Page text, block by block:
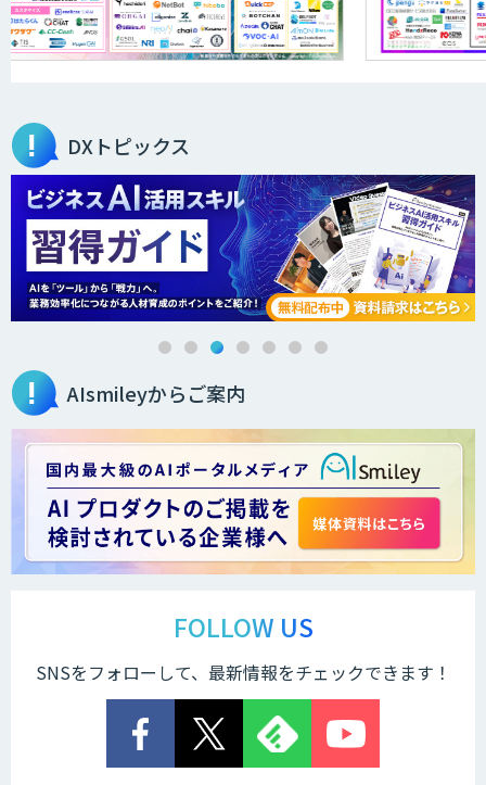
DXトピックス
AIsmileyからご案内
FOLLOW US
SNSをフォローして、最新情報をチェックできます！